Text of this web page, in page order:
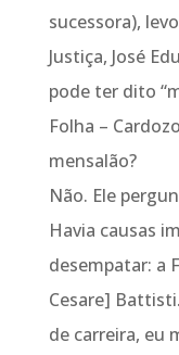
sucessora),
Justiça, José
pode ter dito
Folha –
mensalão?
Não. Ele
Havia causas
desempatar: a
Cesare]
de carreira, eu